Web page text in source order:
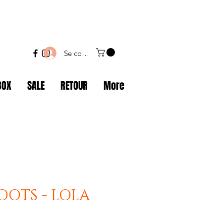
Se connecter
SALE RETOUR More
- LOLA